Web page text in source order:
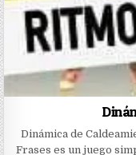
Dinámica de
Frases es un juego